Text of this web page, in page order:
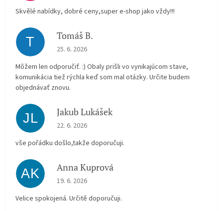
Skvělé nabídky, dobré ceny,super e-shop jako vždy!!!
T Tomáš B.
The store rating is 5 out of 5 stars.
25. 6. 2026
Môžem len odporučiť. :) Obaly prišli vo vynikajúcom stave,
komunikácia tiež rýchla keď som mal otázky. Určite budem
objednávať znovu.
JL Jakub Lukášek
The store rating is 5 out of 5 stars.
22. 6. 2026
vše pořádku došlo,takže doporučuji.
AK Anna Kuprová
The store rating is 5 out of 5 stars.
19. 6. 2026
Velice spokojená. Určitě doporučuji.